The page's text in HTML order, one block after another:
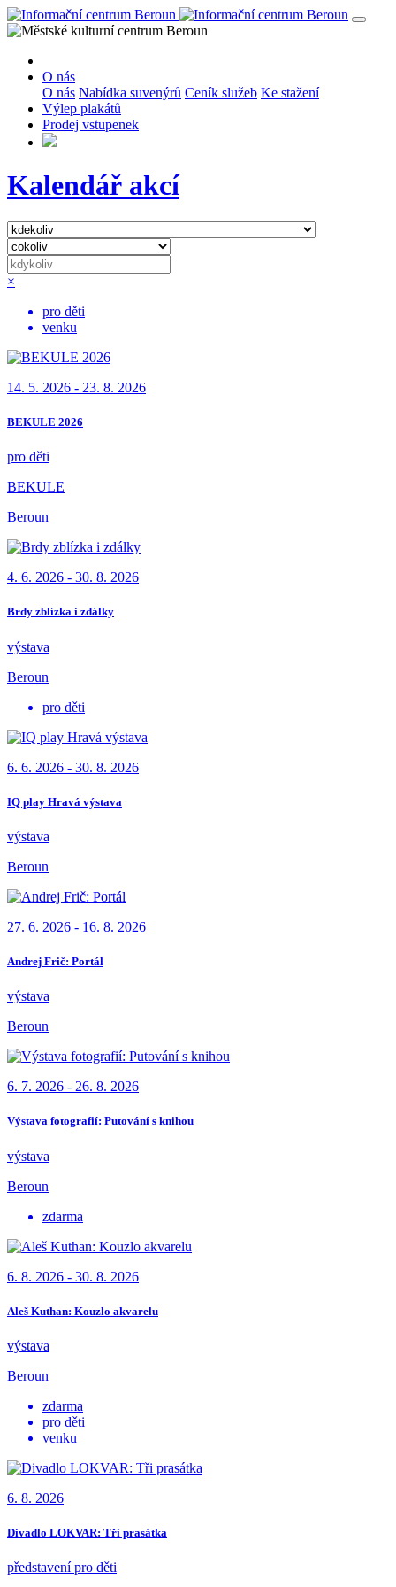
O nás
O nás Nabídka suvenýrů Ceník služeb Ke stažení
Výlep plakátů
Prodej vstupenek
Kalendář akcí
×
pro děti
venku
14. 5. 2026 - 23. 8. 2026
BEKULE 2026
pro děti
BEKULE
Beroun
4. 6. 2026 - 30. 8. 2026
Brdy zblízka i zdálky
výstava
Beroun
pro děti
6. 6. 2026 - 30. 8. 2026
IQ play Hravá výstava
výstava
Beroun
27. 6. 2026 - 16. 8. 2026
Andrej Frič: Portál
výstava
Beroun
6. 7. 2026 - 26. 8. 2026
Výstava fotografií: Putování s knihou
výstava
Beroun
zdarma
6. 8. 2026 - 30. 8. 2026
Aleš Kuthan: Kouzlo akvarelu
výstava
Beroun
zdarma
pro děti
venku
6. 8. 2026
Divadlo LOKVAR: Tři prasátka
představení pro děti